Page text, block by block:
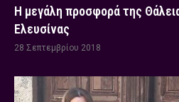
Η μεγάλη προσφορά της
Ελευσίνας
28 Σεπτεμβρίου 2018